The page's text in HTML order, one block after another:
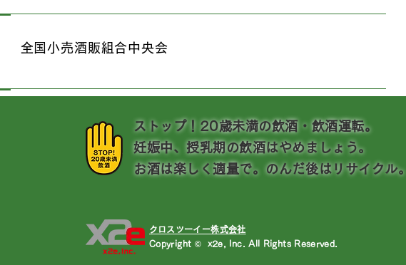
​全国小売酒販組合中央会
​ストップ！20歳未満の飲酒・飲酒運転。
妊娠中、授乳期の飲酒はやめましょう。
お酒は楽しく適量で。のんだ後はリサイクル。
​クロスツーイー株式会社
Copyright © x2e, Inc. All Rights Reserved.